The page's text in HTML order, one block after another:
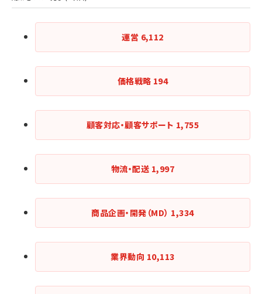
運営 6,112
価格戦略 194
顧客対応・顧客サポート 1,755
物流・配送 1,997
商品企画・開発（MD） 1,334
業界動向 10,113